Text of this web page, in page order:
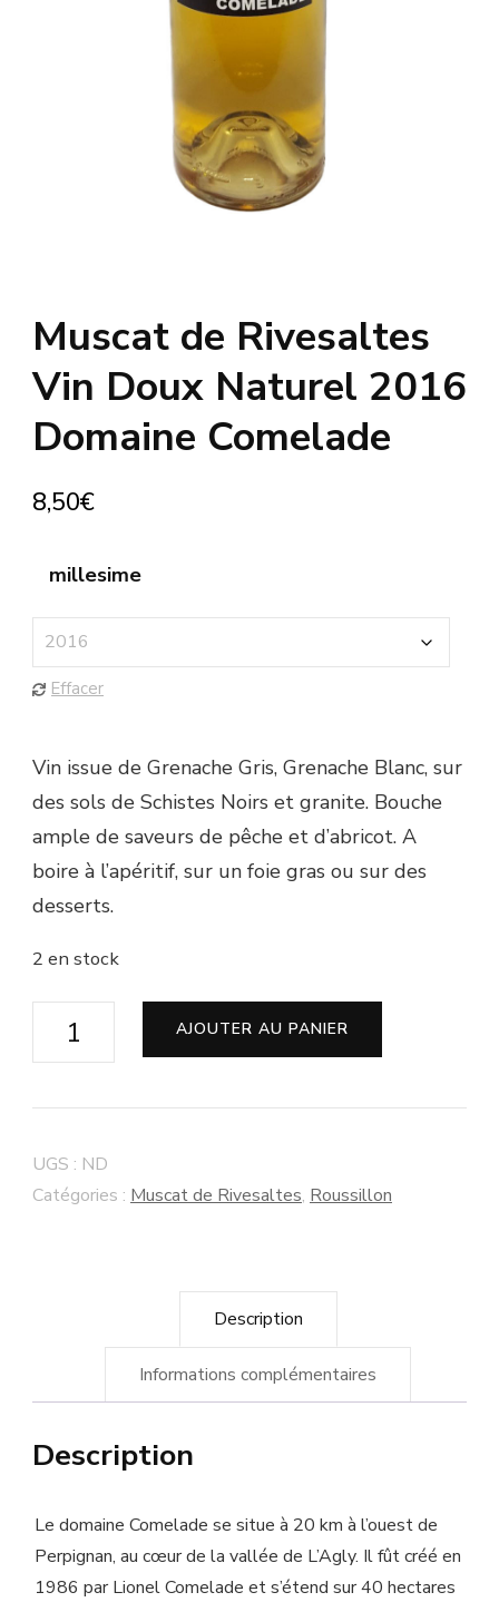
Muscat de Rivesaltes
Vin Doux Naturel 2016
Domaine Comelade
8,50€
millesime
Effacer
Vin issue de Grenache Gris, Grenache Blanc, sur
des sols de Schistes Noirs et granite. Bouche
ample de saveurs de pêche et d’abricot. A
boire à l’apéritif, sur un foie gras ou sur des
desserts.
2 en stock
quantité
Rivesaltes
Vin
AJOUTER AU PANIER
UGS : ND
Catégories : Muscat de Rivesaltes, Roussillon
Description
Informations complémentaires
Description
Le domaine Comelade se situe à 20 km à l’ouest de
Perpignan, au cœur de la vallée de L’Agly. Il fût créé en
1986 par Lionel Comelade et s’étend sur 40 hectares